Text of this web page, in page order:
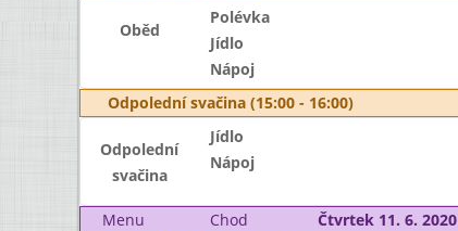
Oběd
Polévka
Jídlo
Nápoj
Odpolední svačina (15:00 - 16:00)
Odpolední
svačina
Jídlo
Nápoj
Menu Chod Čtvrtek 11. 6. 2020